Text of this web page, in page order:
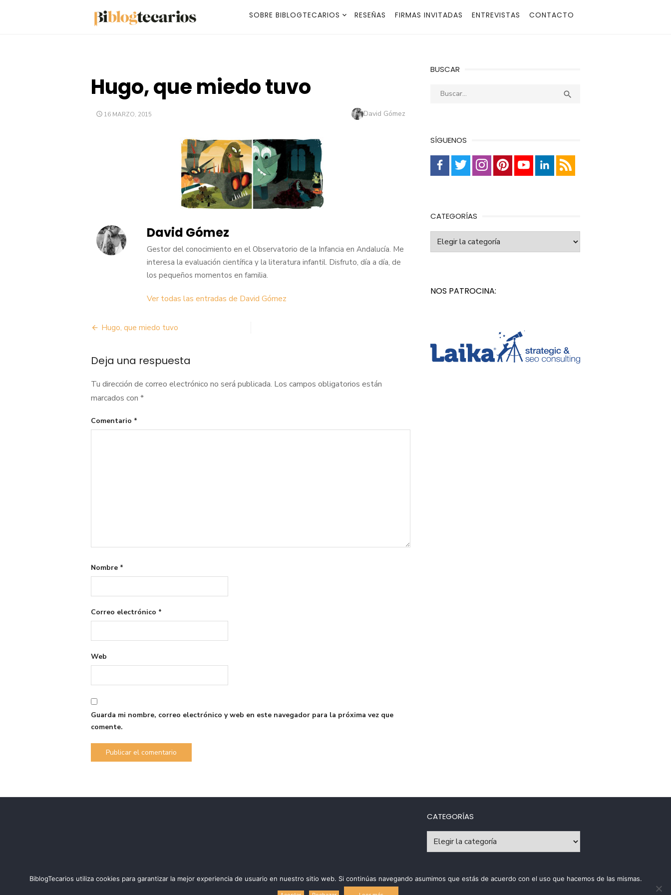
SOBRE BIBLOGTECARIOS RESEÑAS FIRMAS INVITADAS ENTREVISTAS CONTACTO
Hugo, que miedo tuvo
PUBLICADO
16 MARZO, 2015 Autor
David Gómez
David Gómez
Gestor del conocimiento en el Observatorio de la Infancia en Andalucía. Me
interesa la evaluación científica y la literatura infantil. Disfruto, día a día, de
los pequeños momentos en familia.
Ver todas las entradas de David Gómez
Navegación
entradas
Hugo, que miedo tuvo
Deja una respuesta
Tu dirección de correo electrónico no será publicada. Los campos obligatorios están
marcados con *
Comentario *
Nombre *
Correo electrónico *
Web
Guarda mi nombre, correo electrónico y web en este navegador para la próxima vez que
comente.
BUSCAR
Buscar: 
SÍGUENOS
CATEGORÍAS
NOS PATROCINA:
CATEGORÍAS
BiblogTecarios utiliza cookies para garantizar la mejor experiencia de usuario en nuestro sitio web. Si continúas navegando asumimos que estás de acuerdo con el uso que hacemos de las mismas.